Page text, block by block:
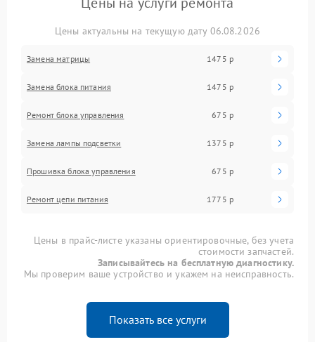
Цены актуальны на текущую дату 06.08.2026
Замена матрицы 1475 р
Замена блока питания 1475 р
Ремонт блока управления 675 р
Замена лампы подсветки 1375 р
Прошивка блока управления 675 р
Ремонт цепи питания 1775 р
Цены в прайс-листе указаны ориентировочные, без учета
стоимости запчастей.
Записывайтесь на бесплатную диагностику.
Мы проверим ваше устройство и укажем на неисправность.
Показать все услуги